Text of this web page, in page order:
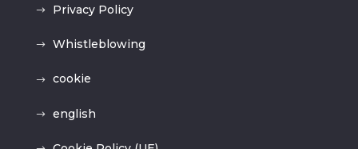
Privacy Policy
Whistleblowing
cookie
english